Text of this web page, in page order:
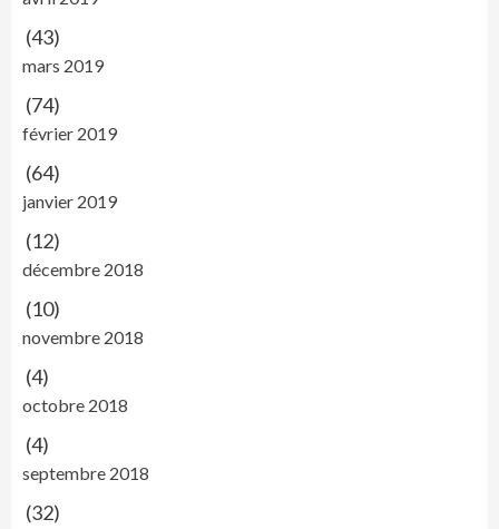
(43)
mars 2019
(74)
février 2019
(64)
janvier 2019
(12)
décembre 2018
(10)
novembre 2018
(4)
octobre 2018
(4)
septembre 2018
(32)